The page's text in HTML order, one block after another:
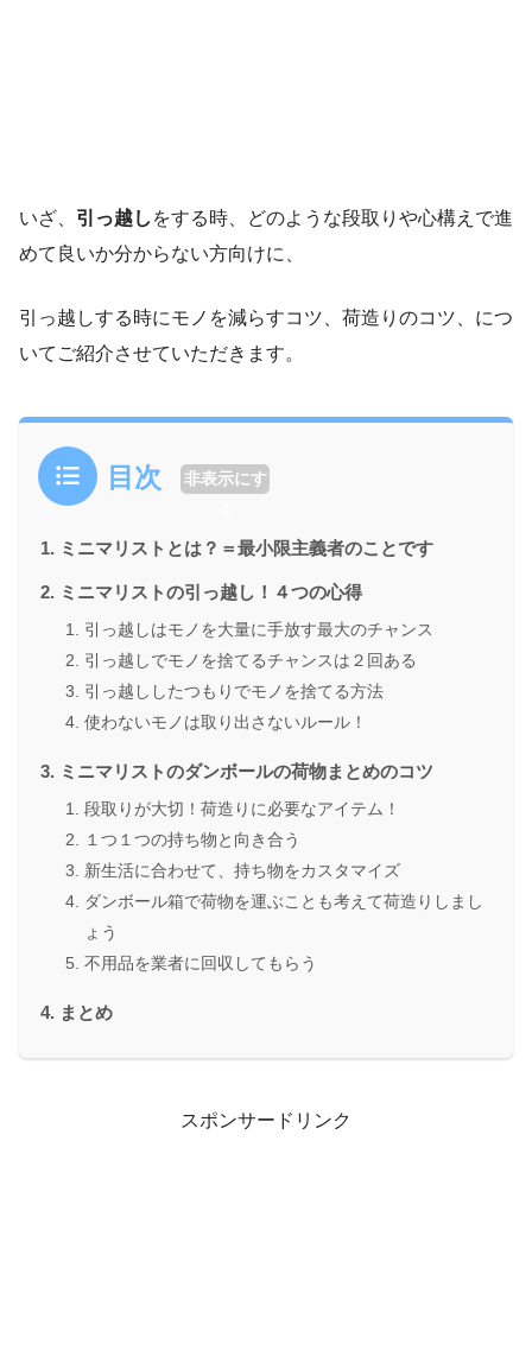
いざ、 引っ越し をする時、どのような段取りや心構えで進
めて良いか分からない方向けに、
引っ越しする時にモノを減らすコツ、荷造りのコツ、につ
いてご紹介させていただきます。
目次
非表示にす
ミニマリストとは？＝最小限主義者のことです
ミニマリストの引っ越し！４つの心得
引っ越しはモノを大量に手放す最大のチャンス
引っ越しでモノを捨てるチャンスは２回ある
引っ越ししたつもりでモノを捨てる方法
使わないモノは取り出さないルール！
ミニマリストのダンボールの荷物まとめのコツ
段取りが大切！荷造りに必要なアイテム！
１つ１つの持ち物と向き合う
新生活に合わせて、持ち物をカスタマイズ
ダンボール箱で荷物を運ぶことも考えて荷造りしまし
ょう
不用品を業者に回収してもらう
まとめ
スポンサードリンク